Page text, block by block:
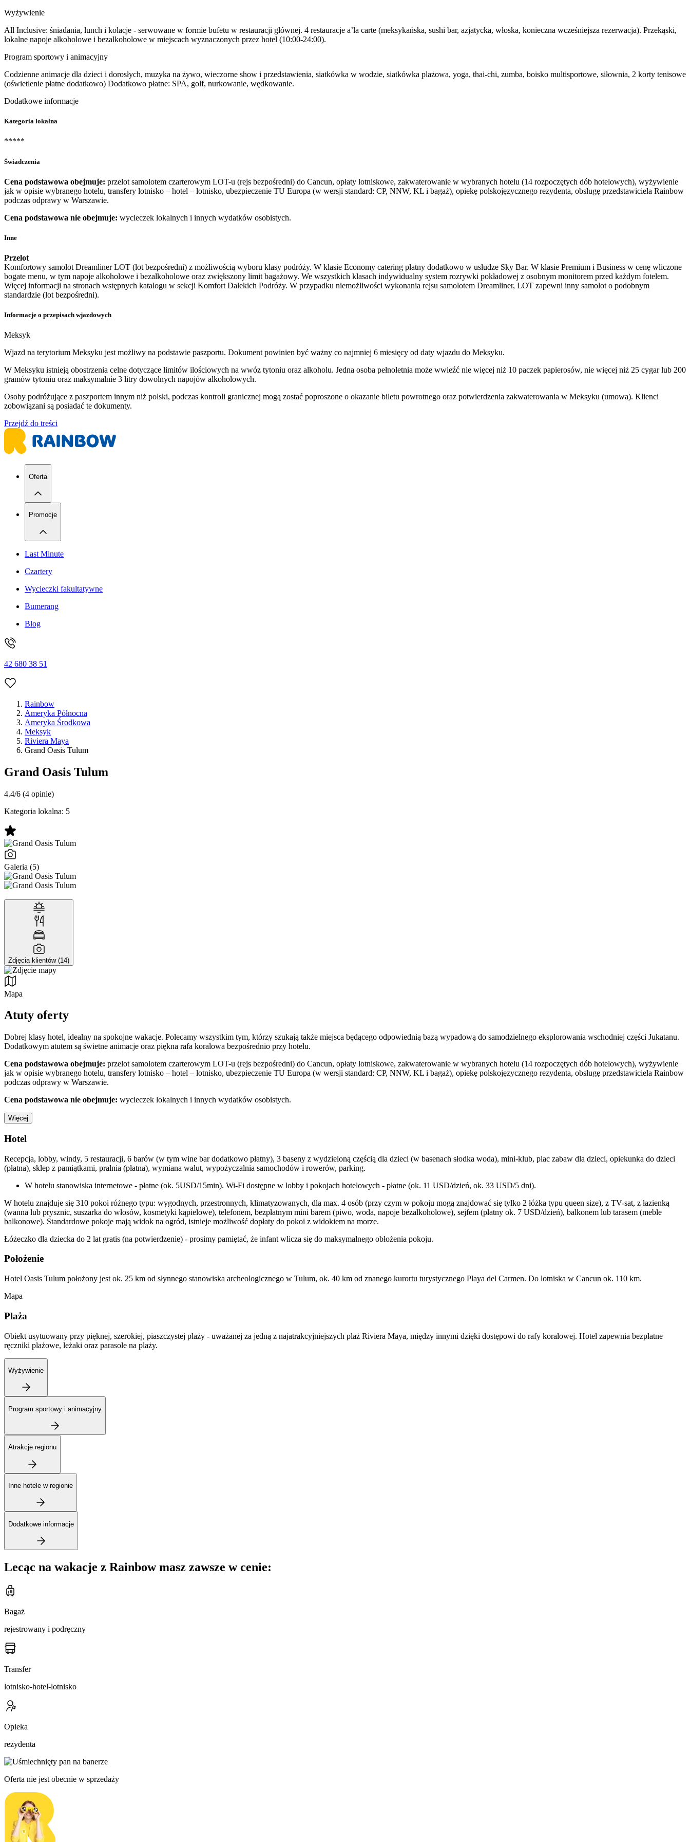
Wyżywienie
All Inclusive: śniadania, lunch i kolacje - serwowane w formie bufetu w restauracji głównej. 4 restauracje a’la carte (meksykańska, sushi bar, azjatycka, włoska, konieczna wcześniejsza rezerwacja). Przekąski,
lokalne napoje alkoholowe i bezalkoholowe w miejscach wyznaczonych przez hotel (10:00-24:00).
Program sportowy i animacyjny
Codzienne animacje dla dzieci i dorosłych, muzyka na żywo, wieczorne show i przedstawienia, siatkówka w wodzie, siatkówka plażowa, yoga, thai-chi, zumba, boisko multisportowe, siłownia, 2 korty tenisowe
(oświetlenie płatne dodatkowo) Dodatkowo płatne: SPA, golf, nurkowanie, wędkowanie.
Dodatkowe informacje
Kategoria lokalna
*****
Świadczenia
Cena podstawowa obejmuje: przelot samolotem czarterowym LOT-u (rejs bezpośredni) do Cancun, opłaty lotniskowe, zakwaterowanie w wybranych hotelu (14 rozpoczętych dób hotelowych), wyżywienie
jak w opisie wybranego hotelu, transfery lotnisko – hotel – lotnisko, ubezpieczenie TU Europa (w wersji standard: CP, NNW, KL i bagaż), opiekę polskojęzycznego rezydenta, obsługę przedstawiciela Rainbow
podczas odprawy w Warszawie.
Cena podstawowa nie obejmuje: wycieczek lokalnych i innych wydatków osobistych.
Inne
Przelot
Komfortowy samolot Dreamliner LOT (lot bezpośredni) z możliwością wyboru klasy podróży. W klasie Economy catering płatny dodatkowo w usłudze Sky Bar. W klasie Premium i Business w cenę wliczone
bogate menu, w tym napoje alkoholowe i bezalkoholowe oraz zwiększony limit bagażowy. We wszystkich klasach indywidualny system rozrywki pokładowej z osobnym monitorem przed każdym fotelem.
Więcej informacji na stronach wstępnych katalogu w sekcji Komfort Dalekich Podróży. W przypadku niemożliwości wykonania rejsu samolotem Dreamliner, LOT zapewni inny samolot o podobnym
standardzie (lot bezpośredni).
Informacje o przepisach wjazdowych
Meksyk
Wjazd na terytorium Meksyku jest możliwy na podstawie paszportu. Dokument powinien być ważny co najmniej 6 miesięcy od daty wjazdu do Meksyku.
W Meksyku istnieją obostrzenia celne dotyczące limitów ilościowych na wwóz tytoniu oraz alkoholu. Jedna osoba pełnoletnia może wwieźć nie więcej niż 10 paczek papierosów, nie więcej niż 25 cygar lub 200
gramów tytoniu oraz maksymalnie 3 litry dowolnych napojów alkoholowych.
Osoby podróżujące z paszportem innym niż polski, podczas kontroli granicznej mogą zostać poproszone o okazanie biletu powrotnego oraz potwierdzenia zakwaterowania w Meksyku (umowa). Klienci
zobowiązani są posiadać te dokumenty.
Przejdź do treści
Oferta
Promocje
Last Minute
Czartery
Wycieczki fakultatywne
Bumerang
Blog
42 680 38 51
Rainbow
Ameryka Północna
Ameryka Środkowa
Meksyk
Riviera Maya
Grand Oasis Tulum
Grand Oasis Tulum
4.4/6 (4 opinie)
Kategoria lokalna: 5
Galeria (5)
Zdjęcia klientów (14)
Mapa
Atuty oferty
Dobrej klasy hotel, idealny na spokojne wakacje. Polecamy wszystkim tym, którzy szukają także miejsca będącego odpowiednią bazą wypadową do samodzielnego eksplorowania wschodniej części Jukatanu.
Dodatkowym atutem są świetne animacje oraz piękna rafa koralowa bezpośrednio przy hotelu.
Cena podstawowa obejmuje: przelot samolotem czarterowym LOT-u (rejs bezpośredni) do Cancun, opłaty lotniskowe, zakwaterowanie w wybranych hotelu (14 rozpoczętych dób hotelowych), wyżywienie
jak w opisie wybranego hotelu, transfery lotnisko – hotel – lotnisko, ubezpieczenie TU Europa (w wersji standard: CP, NNW, KL i bagaż), opiekę polskojęzycznego rezydenta, obsługę przedstawiciela Rainbow
podczas odprawy w Warszawie.
Cena podstawowa nie obejmuje: wycieczek lokalnych i innych wydatków osobistych.
Więcej
Hotel
Recepcja, lobby, windy, 5 restauracji, 6 barów (w tym wine bar dodatkowo płatny), 3 baseny z wydzieloną częścią dla dzieci (w basenach słodka woda), mini-klub, plac zabaw dla dzieci, opiekunka do dzieci
(płatna), sklep z pamiątkami, pralnia (płatna), wymiana walut, wypożyczalnia samochodów i rowerów, parking.
W hotelu stanowiska internetowe - płatne (ok. 5USD/15min). Wi-Fi dostępne w lobby i pokojach hotelowych - płatne (ok. 11 USD/dzień, ok. 33 USD/5 dni).
W hotelu znajduje się 310 pokoi różnego typu: wygodnych, przestronnych, klimatyzowanych, dla max. 4 osób (przy czym w pokoju mogą znajdować się tylko 2 łóżka typu queen size), z TV-sat, z łazienką
(wanna lub prysznic, suszarka do włosów, kosmetyki kąpielowe), telefonem, bezpłatnym mini barem (piwo, woda, napoje bezalkoholowe), sejfem (płatny ok. 7 USD/dzień), balkonem lub tarasem (meble
balkonowe). Standardowe pokoje mają widok na ogród, istnieje możliwość dopłaty do pokoi z widokiem na morze.
Łóżeczko dla dziecka do 2 lat gratis (na potwierdzenie) - prosimy pamiętać, że infant wlicza się do maksymalnego obłożenia pokoju.
Położenie
Hotel Oasis Tulum położony jest ok. 25 km od słynnego stanowiska archeologicznego w Tulum, ok. 40 km od znanego kurortu turystycznego Playa del Carmen. Do lotniska w Cancun ok. 110 km.
Mapa
Plaża
Obiekt usytuowany przy pięknej, szerokiej, piaszczystej plaży - uważanej za jedną z najatrakcyjniejszych plaż Riviera Maya, między innymi dzięki dostępowi do rafy koralowej. Hotel zapewnia bezpłatne
ręczniki plażowe, leżaki oraz parasole na plaży.
Wyżywienie
Program sportowy i animacyjny
Atrakcje regionu
Inne hotele w regionie
Dodatkowe informacje
Lecąc na wakacje z Rainbow masz zawsze w cenie:
Bagaż
rejestrowany i podręczny
Transfer
lotnisko-hotel-lotnisko
Opieka
rezydenta
Oferta nie jest obecnie w sprzedaży